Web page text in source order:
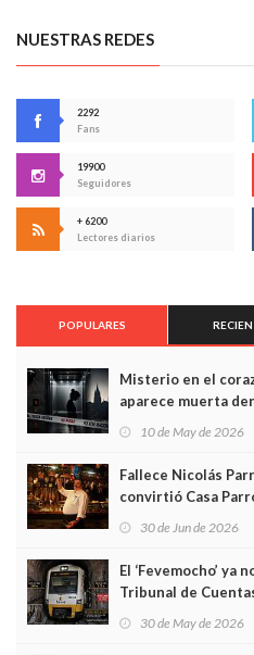
NUESTRAS REDES
2292
Fans
19900
Seguidores
+ 6200
Lectores diarios
POPULARES
Misterio en el
aparece muerta
10 de May de 2026
Fallece Nicolás
convirtió Casa
30 de Jun de 2026
El ‘Fevemocho’ ya
Tribunal de
30 de May de 2026